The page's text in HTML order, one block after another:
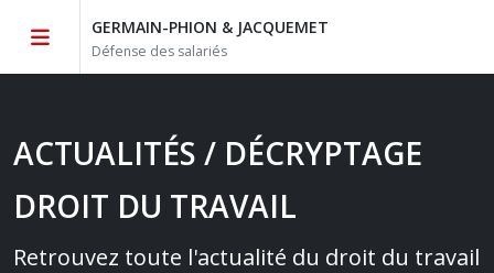
GERMAIN-PHION & JACQUEMET
Défense des salariés
ACTUALITÉS / DÉCRYPTAGE
DROIT DU TRAVAIL
Retrouvez toute l'actualité du droit du travail